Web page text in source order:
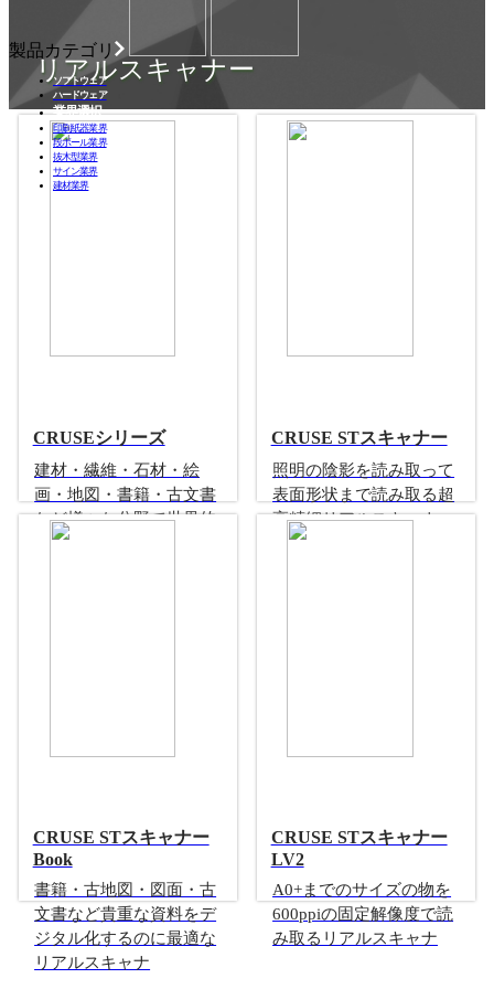
製品カテゴリ
ソフトウェア
ハードウェア
業界選択
印刷紙器業界
段ボール業界
抜木型業界
サイン業界
建材業界
リアルスキャナー
CRUSEシリーズ
建材・繊維・石材・絵
画・地図・書籍・古文書
など様々な分野で世界的
に利用されているスキャ
CRUSE STスキャナー
照明の陰影を読み取って
表面形状まで読み取る超
高精細リアルスキャナー
CRUSE STスキャナー
Book
書籍・古地図・図面・古
文書など貴重な資料をデ
ジタル化するのに最適な
リアルスキャナ
CRUSE STスキャナー
LV2
A0+までのサイズの物を
600ppiの固定解像度で読
み取るリアルスキャナ